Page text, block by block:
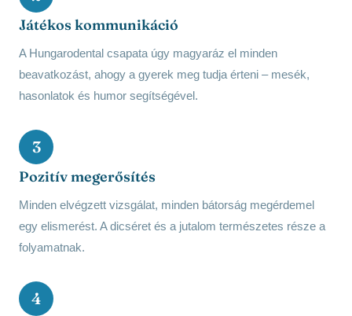
Játékos kommunikáció
A Hungarodental csapata úgy magyaráz el minden
beavatkozást, ahogy a gyerek meg tudja érteni – mesék,
hasonlatok és humor segítségével.
3
Pozitív megerősítés
Minden elvégzett vizsgálat, minden bátorság megérdemel
egy elismerést. A dicséret és a jutalom természetes része a
folyamatnak.
4